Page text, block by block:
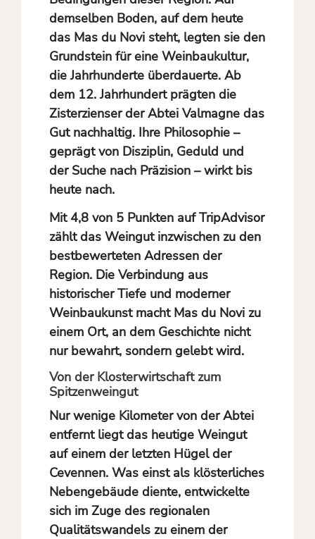
demselben Boden, auf dem heute
das Mas du Novi steht, legten sie den
Grundstein für eine Weinbaukultur,
die Jahrhunderte überdauerte. Ab
dem 12. Jahrhundert prägten die
Zisterzienser der Abtei Valmagne das
Gut nachhaltig. Ihre Philosophie –
geprägt von Disziplin, Geduld und
der Suche nach Präzision – wirkt bis
heute nach.
Mit 4,8 von 5 Punkten auf TripAdvisor
zählt das Weingut inzwischen zu den
bestbewerteten Adressen der
Region. Die Verbindung aus
historischer Tiefe und moderner
Weinbaukunst macht Mas du Novi zu
einem Ort, an dem Geschichte nicht
nur bewahrt, sondern gelebt wird.
Von der Klosterwirtschaft zum
Spitzenweingut
Nur wenige Kilometer von der Abtei
entfernt liegt das heutige Weingut
auf einem der letzten Hügel der
Cevennen. Was einst als klösterliches
Nebengebäude diente, entwickelte
sich im Zuge des regionalen
Qualitätswandels zu einem der